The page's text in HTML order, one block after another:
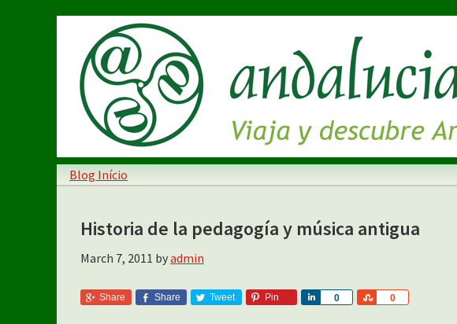
Blog Início
Historia de la pedagogía y música antigua
March 7, 2011 byadmin
Share Share Tweet Pin 0 0